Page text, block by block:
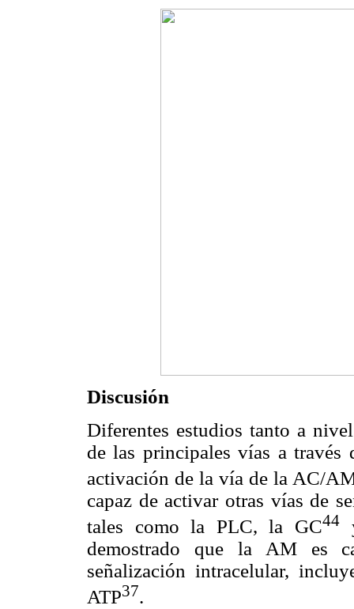
Discusión
Diferentes estudios tanto a
de las principales vías a
activación de la vía de la AC/
capaz de activar otras vías de
tales como la PLC, la GC44
demostrado que la AM es
señalización intracelular,
ATP37.